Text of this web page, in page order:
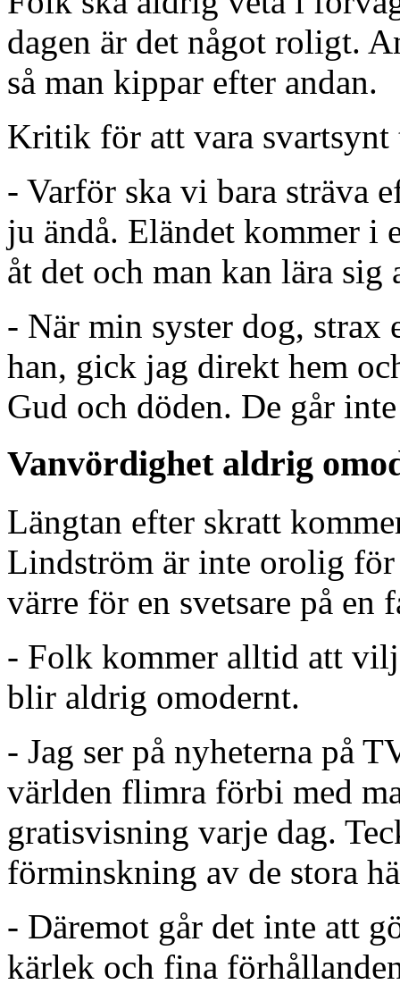
dagen är det något roligt.
så man kippar efter andan.
Kritik för att vara svartsynt
- Varför ska vi bara sträva
ju ändå. Eländet kommer i
åt det och man kan lära
- När min syster dog, strax
han, gick jag direkt hem
Gud och döden. De går
Vanvördighet aldrig
Längtan efter skratt
Lindström är inte orolig
värre för en svetsare på en
- Folk kommer alltid att
blir aldrig omodernt.
- Jag ser på nyheterna på
världen flimra förbi med
gratisvisning varje dag.
förminskning av de stora
- Däremot går det inte att
kärlek och fina